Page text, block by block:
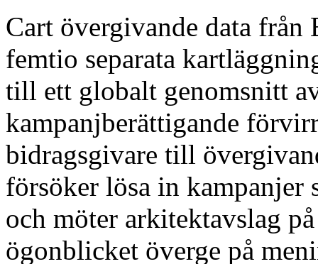
Cart övergivande data från
femtio separata
till ett globalt genomsnitt
kampanjberättigande
bidragsgivare till
försöker lösa in
och möter arkitektavslag
ögonblicket överge på